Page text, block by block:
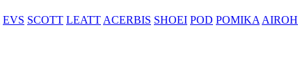
EVS SCOTT LEATT ACERBIS SHOEI POD POMIKA AIROH